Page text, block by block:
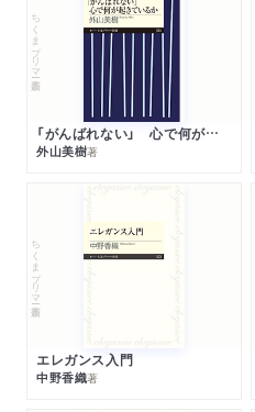
ちくまプリマー新書
「がんばれない」 心で何が起きているか
外山美樹著
ちくまプリマー新書
エレガンス入門
中野香織著